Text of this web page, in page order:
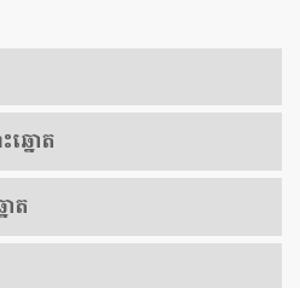
ឆ្នោត
ោត